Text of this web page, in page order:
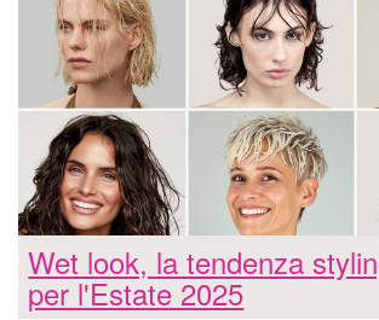
Wet look, la tendenza
per l'Estate 2025